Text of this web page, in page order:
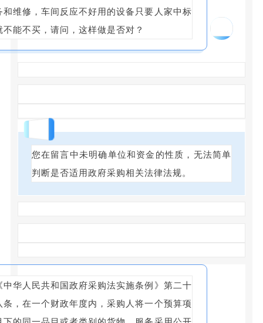
和维修，车间反应不好用的设备只要人家中标
不能不买，请问，这样做是否对？
您在留言中未明确单位和资金的性质，无法简单
判断是否适用政府采购相关法律法规。
中华人民共和国政府采购法实施条例》第二十
条，在一个财政年度内，采购人将一个预算项